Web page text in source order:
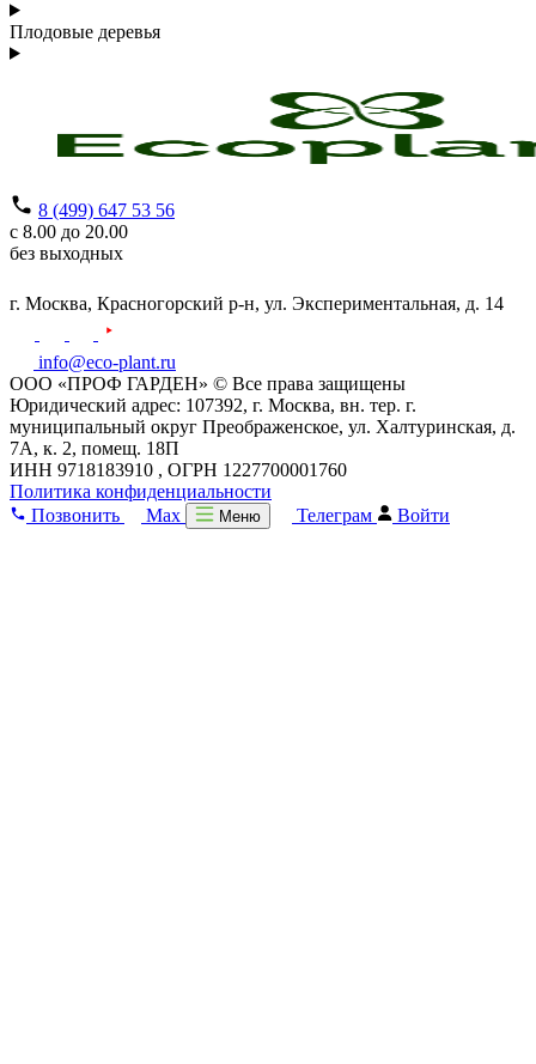
Плодовые деревья
8 (499) 647 53 56
с 8.00 до 20.00
без выходных
г. Москва, Красногорский р-н, ул. Экспериментальная, д. 14
info@eco-plant.ru
ООО «ПРОФ ГАРДЕН» © Все права защищены
Юридический адрес: 107392, г. Москва, вн. тер. г.
муниципальный округ Преображенское, ул. Халтуринская, д.
7А, к. 2, помещ. 18П
ИНН 9718183910 , ОГРН 1227700001760
Политика конфиденциальности
Позвонить
Max Меню Телеграм Войти